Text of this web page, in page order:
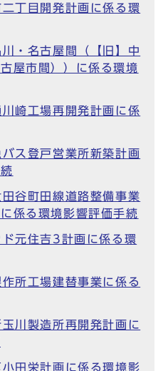
丁目開発計画に係る環
名古屋間（【旧】中
屋市間））に係る環境
崎工場再開発計画に係
ス登戸営業所新築計画
谷町田線道路整備事業
係る環境影響評価手続
元住吉3計画に係る環
所工場建替事業に係る
川製造所再開発計画に
田栄計画に係る環境影